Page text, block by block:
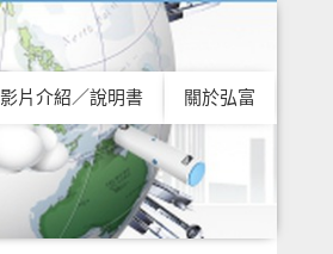
影片介紹／說明書 關於弘富